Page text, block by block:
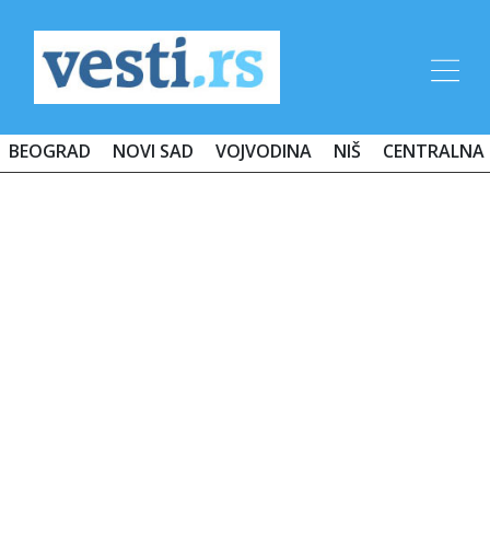
BEOGRAD NOVI SAD VOJVODINA NIŠ CENTRALNA